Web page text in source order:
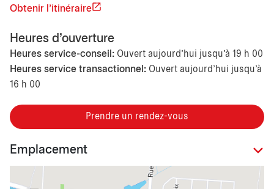
Obtenir l'itinéraire
Heures d'ouverture
Heures service-conseil: Ouvert aujourd’hui jusqu'à 19 h 00
Heures service transactionnel: Ouvert aujourd’hui jusqu'à
16 h 00
Prendre un rendez-vous
Emplacement